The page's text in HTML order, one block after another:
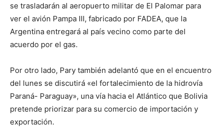
se trasladarán al aeropuerto militar de El Palomar para
ver el avión Pampa III, fabricado por FADEA, que la
Argentina entregará al país vecino como parte del
acuerdo por el gas.
Por otro lado, Pary también adelantó que en el encuentro
del lunes se discutirá «el fortalecimiento de la hidrovía
Paraná- Paraguay», una vía hacia el Atlántico que Bolivia
pretende priorizar para su comercio de importación y
exportación.